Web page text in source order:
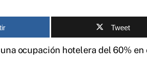
Tweet
ocupación hotelera del 60% en